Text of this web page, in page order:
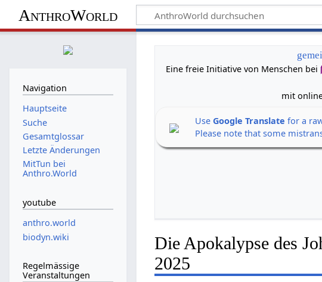
AnthroWorld
Eine freie Initiative von Menschen bei
mit
UseGoogle Translate for a
Please note that some
Die Apokalypse des
2025
Navigation
Hauptseite
Suche
Gesamtglossar
Letzte Änderungen
MitTun bei
Anthro.World
youtube
anthro.world
biodyn.wiki
Regelmässige
Veranstaltungen